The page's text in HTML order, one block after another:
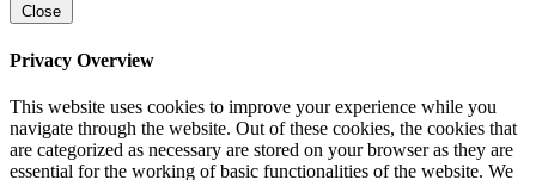
Close
Privacy Overview
This website uses cookies to improve your experience while you
navigate through the website. Out of these cookies, the cookies that
are categorized as necessary are stored on your browser as they are
essential for the working of basic functionalities of the website. We